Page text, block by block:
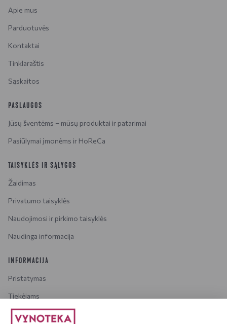
Apie mus
Parduotuvės
Kontaktai
Tinklaraštis
Sąskaitos
PASLAUGOS
Jūsų šventėms – mūsų produktai ir patarimai
Pasiūlymai įmonėms ir HoReCa
TAISYKLĖS IR SĄLYGOS
Žaidimas
Privatumo taisyklės
Naudojimosi ir pirkimo taisyklės
Naudinga informacija
INFORMACIJA
Pristatymas
Tiekėjams
Karjera